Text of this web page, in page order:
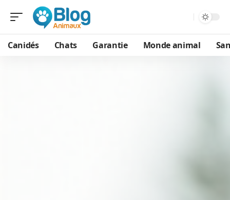
Canidés Chats Garantie Monde animal